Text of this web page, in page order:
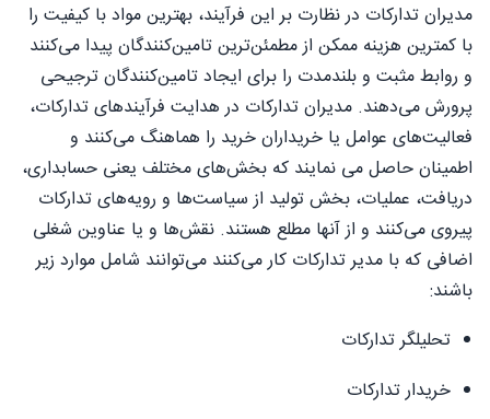
مدیران تدارکات در نظارت بر این فرآیند، بهترین مواد با کیفیت را
با کمترین هزینه ممکن از مطمئن‌ترین تامین‌کنندگان پیدا می‌کنند
و روابط مثبت و بلندمدت را برای ایجاد تامین‌کنندگان ترجیحی
پرورش می‌دهند. مدیران تدارکات در هدایت فرآیندهای تدارکات،
فعالیت‌های عوامل یا خریداران خرید را هماهنگ می‌کنند و
اطمینان حاصل می نمایند که بخش‌های مختلف یعنی حسابداری،
دریافت، عملیات، بخش تولید از سیاست‌ها و رویه‌های تدارکات
پیروی می‌کنند و از آنها مطلع هستند. نقش‌ها و یا عناوین شغلی
اضافی که با مدیر تدارکات کار می‌کنند می‌توانند شامل موارد زیر
باشند:
تحلیلگر تدارکات
خریدار تدارکات